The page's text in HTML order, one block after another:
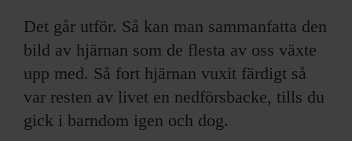
OM F&F
Det går utför. Så kan man sammanfatta den
bild av hjärnan som de flesta av oss växte
upp med. Så fort hjärnan vuxit färdigt så
var resten av livet en nedförsbacke, tills du
gick i barndom igen och dog.